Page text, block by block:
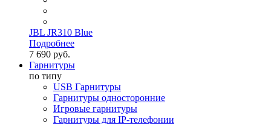
JBL JR310 Blue
Подробнее
7 690 руб.
Гарнитуры
по типу
USB Гарнитуры
Гарнитуры односторонние
Игровые гарнитуры
Гарнитуры для IP-телефонии